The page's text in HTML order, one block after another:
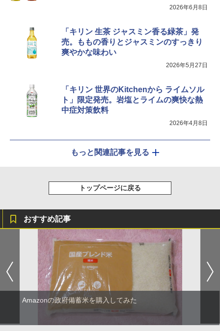
2026年6月8日
「キリン 生茶 ジャスミン香る緑茶」発
売。ももの香りとジャスミンのすっきり
爽やかな味わい
2026年5月27日
「キリン 世界のKitchenから ライムソル
ト」限定発売。岩塩とライムの爽快な熱
中症対策飲料
2026年4月8日
もっと関連記事を見る
トップページに戻る
おすすめ記事
Amazonの政府備蓄米を購入してみた